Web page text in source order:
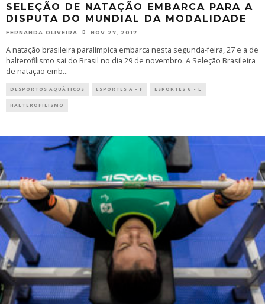
SELEÇÃO DE NATAÇÃO EMBARCA PARA A
DISPUTA DO MUNDIAL DA MODALIDADE
FERNANDA OLIVEIRA NOV 27, 2017
A natação brasileira paralímpica embarca nesta segunda-feira, 27 e a de
halterofilismo sai do Brasil no dia 29 de novembro. A Seleção Brasileira
de natação emb...
DESPORTOS AQUÁTICOS ESPORTES A - F ESPORTES G - L
HALTEROFILISMO